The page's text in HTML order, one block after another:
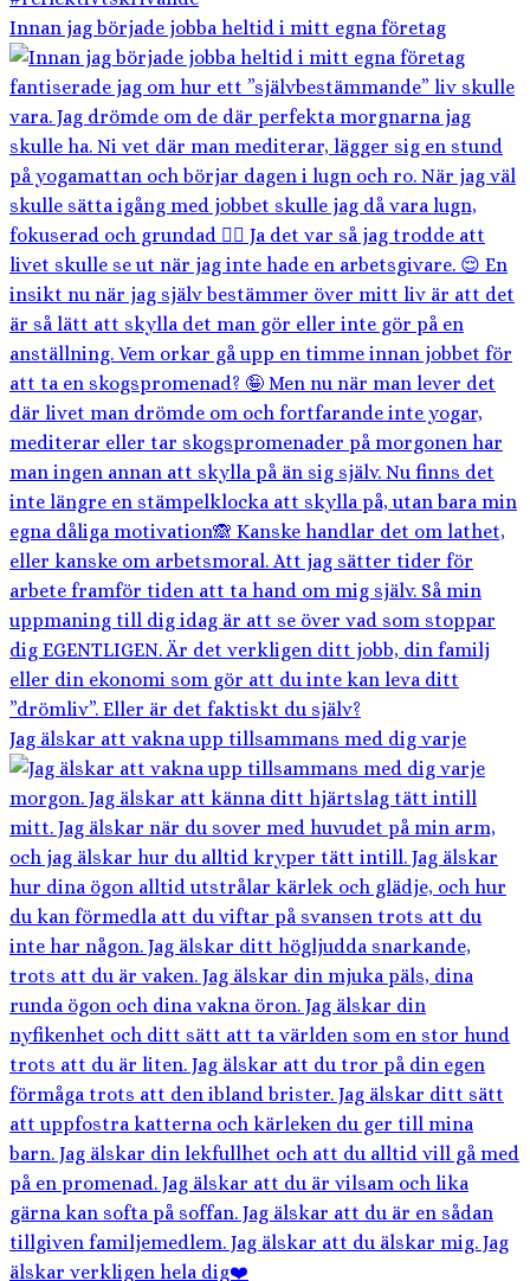
Innan jag började jobba heltid i mitt egna företag
Jag älskar att vakna upp tillsammans med dig varje